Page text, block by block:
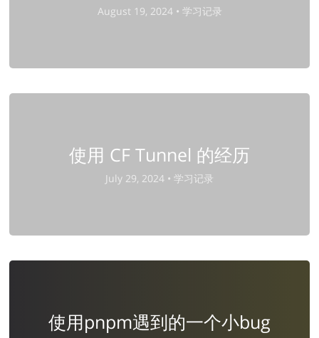
August 19, 2024 • 学习记录
使用 CF Tunnel 的经历
July 29, 2024 • 学习记录
使用pnpm遇到的一个小bug